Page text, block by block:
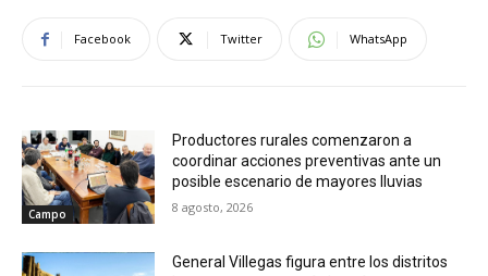
Facebook Twitter WhatsApp
Campo
Productores rurales comenzaron a
coordinar acciones preventivas ante un
posible escenario de mayores lluvias
8 agosto, 2026
General Villegas figura entre los distritos